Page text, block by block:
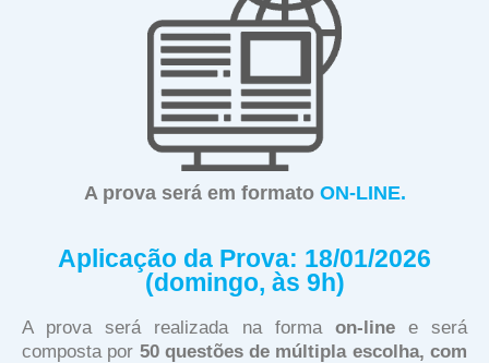
A prova será em formato ON-LINE.
Aplicação da Prova: 18/01/2026
(domingo, às 9h)
A prova será realizada na forma on-linee será
composta por 50 questões de múltipla escolha, com